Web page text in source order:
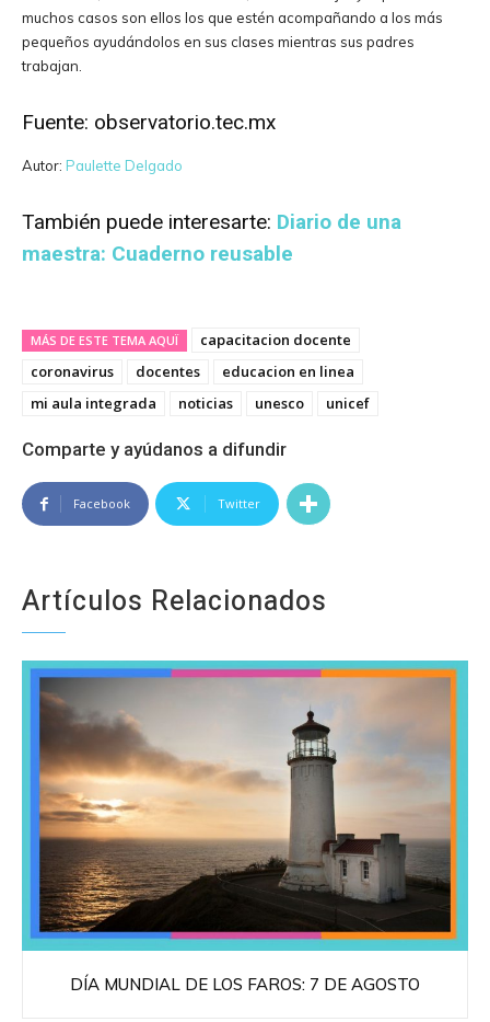
muchos casos son ellos los que estén acompañando a los más
pequeños ayudándolos en sus clases mientras sus padres
trabajan.
Fuente: observatorio.tec.mx
Autor: Paulette Delgado
También puede interesarte: Diario de una
maestra: Cuaderno reusable
MÁS DE ESTE TEMA AQUÏ
capacitacion docente
coronavirus
docentes
educacion en linea
mi aula integrada
noticias unesco unicef
Comparte y ayúdanos a difundir
Facebook Twitter
Artículos Relacionados
DÍA MUNDIAL DE LOS FAROS: 7 DE AGOSTO